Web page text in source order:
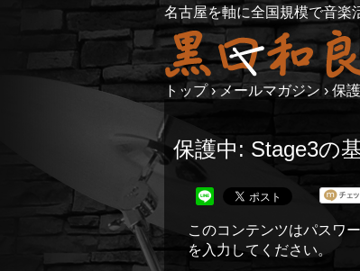
名古屋を軸に全国規模で音楽
トップ › メールマガジン › 保
保護中: Stage3の
このコンテンツはパスワ
を入力してください。